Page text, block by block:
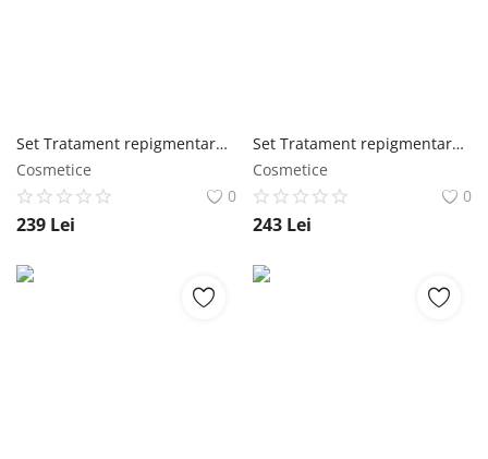
Set Tratament repigmentare, Classic, Positiv'Hair si Sampon BIO anti-matreata, Shampooing antipelliculaire, Phytema 150ml + 250ml Phytema
Cosmetice
0
239 Lei
Set Tratament repigmentare pentru par alb sau grizonat, Classic, Positiv'Hair si Sampon anti-cadere par Bio Shampooing Antichute, Phytema 150ml + 250ml Phytema
Cosmetice
0
243 Lei